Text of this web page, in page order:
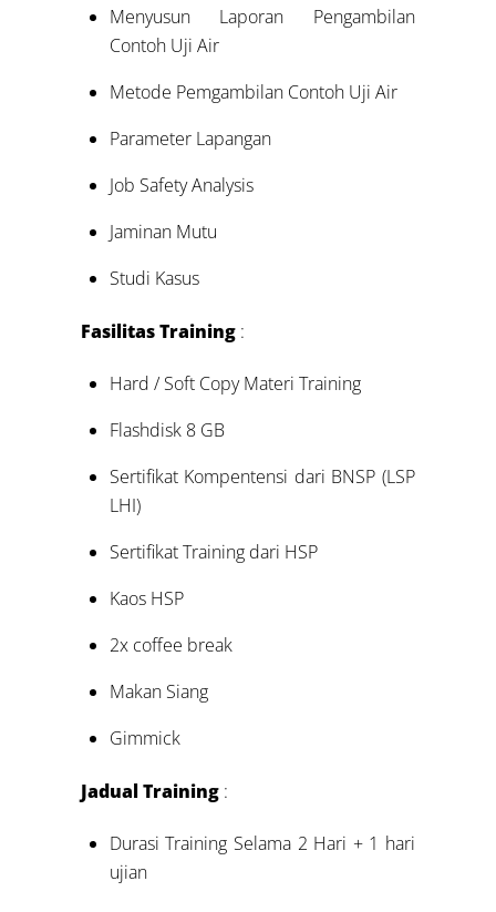
Menyusun Laporan Pengambilan
Contoh Uji Air
Metode Pemgambilan Contoh Uji Air
Parameter Lapangan
Job Safety Analysis
Jaminan Mutu
Studi Kasus
Fasilitas Training :
Hard / Soft Copy Materi Training
Flashdisk 8 GB
Sertifikat Kompentensi dari BNSP (LSP
LHI)
Sertifikat Training dari HSP
Kaos HSP
2x coffee break
Makan Siang
Gimmick
Jadual Training :
Durasi Training Selama 2 Hari + 1 hari
ujian